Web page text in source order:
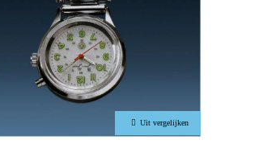
Uit vergelijken